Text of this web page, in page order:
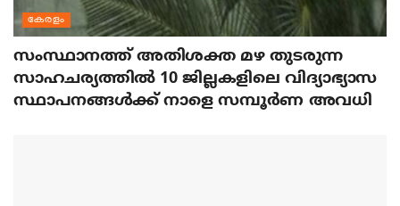
കേരളം
സംസ്ഥാനത്ത് അതിശക്ത മഴ തുടരുന്ന
സാഹചര്യത്തിൽ 10 ജില്ലകളിലെ വിദ്യാഭ്യാസ
സ്ഥാപനങ്ങൾക്ക് നാളെ സമ്പൂർണ അവധി